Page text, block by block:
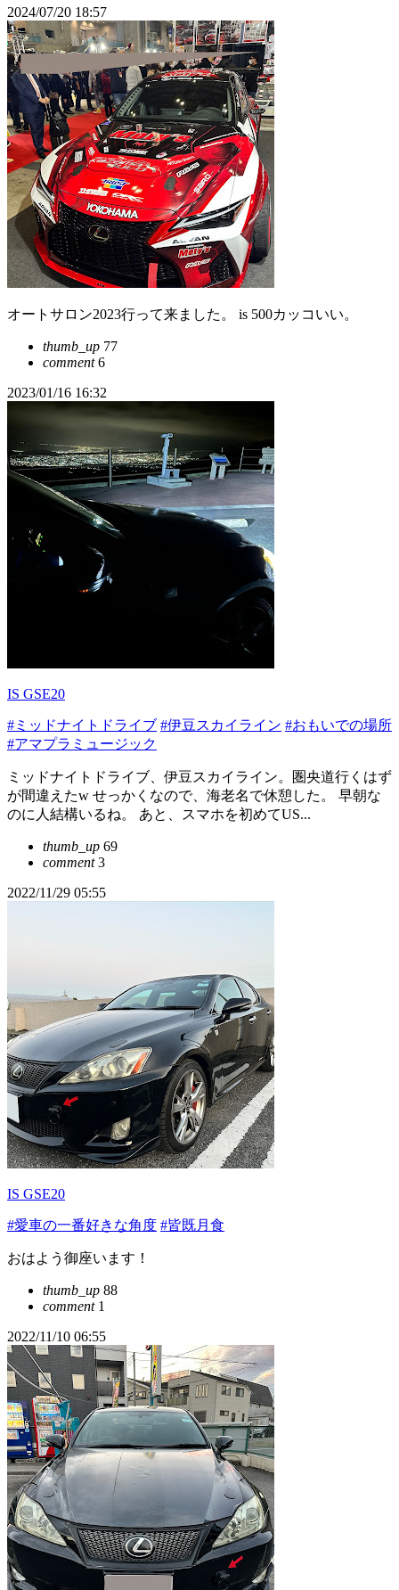
2024/07/20 18:57
オートサロン2023行って来ました。 is 500カッコいい。
thumb_up 77
comment6
2023/01/16 16:32
IS GSE20
#ミッドナイトドライブ #伊豆スカイライン #おもいでの場所
#アマプラミュージック
ミッドナイトドライブ、伊豆スカイライン。圏央道行くはず
が間違えたw せっかくなので、海老名で休憩した。 早朝な
のに人結構いるね。 あと、スマホを初めてUS...
thumb_up 69
comment3
2022/11/29 05:55
IS GSE20
#愛車の一番好きな角度 #皆既月食
おはよう御座います！
thumb_up 88
comment1
2022/11/10 06:55